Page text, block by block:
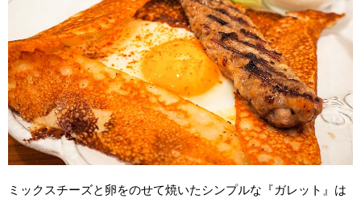
ミックスチーズと卵をのせて焼いたシンプルな『ガレット』は